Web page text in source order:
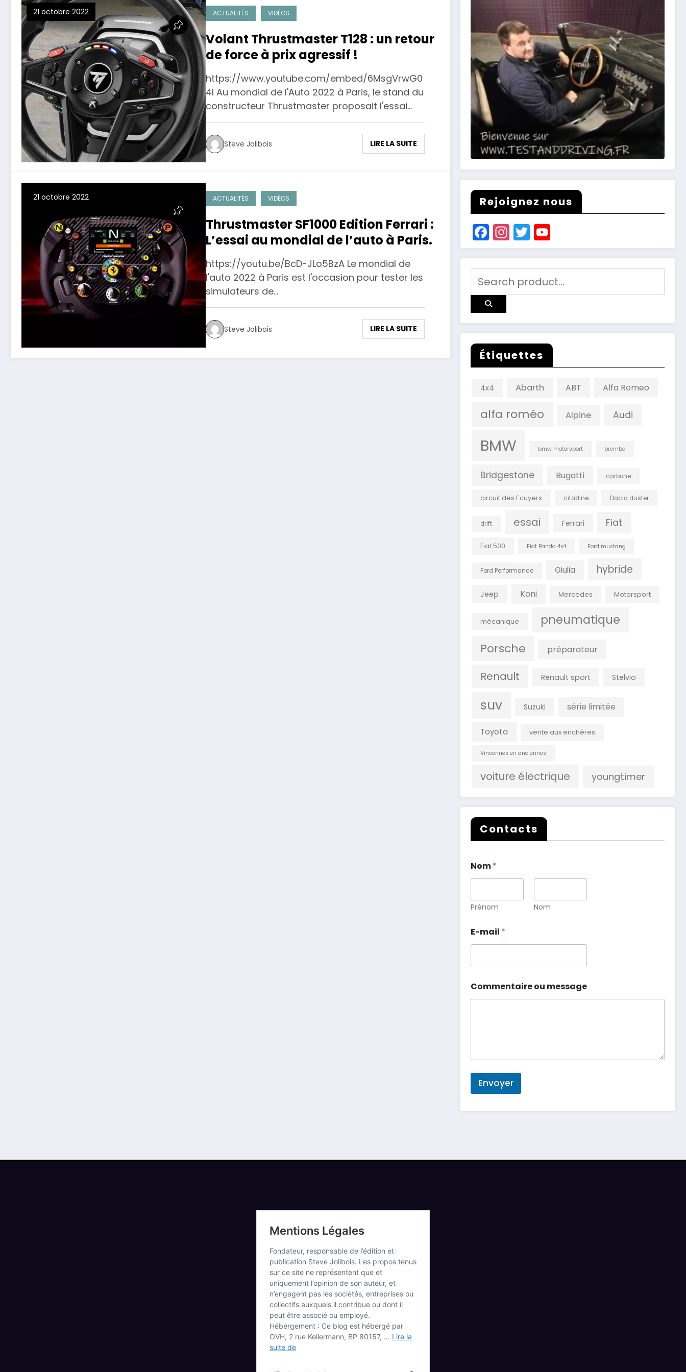
21 octobre 2022 ACTUALITÉS VIDÉOS
Volant Thrustmaster T128 : un retour
de force à prix agressif !
https://www.youtube.com/embed/6MsgVrwG0
4I Au mondial de l'Auto 2022 à Paris, le stand du
constructeur Thrustmaster proposait l'essai…
Steve Jolibois LIRE LA SUITE
21 octobre 2022 ACTUALITÉS VIDÉOS
Thrustmaster SF1000 Edition Ferrari :
L’essai au mondial de l’auto à Paris.
https://youtu.be/BcD-JLo5BzA Le mondial de
l'auto 2022 à Paris est l'occasion pour tester les
simulateurs de…
Steve Jolibois LIRE LA SUITE
Rejoignez nous
Facebook
Instagram
Twitter
Channel
Étiquettes
4x4 Abarth ABT Alfa Romeo
alfa roméo Alpine Audi
BMW bmw motorsport brembo
Bridgestone Bugatti carbone
circuit des Ecuyers citadine Dacia duster
drift essai Ferrari Fiat
Fiat 500 Fiat Panda 4x4 Ford mustang
Ford Performance Giulia hybride
Jeep Koni Mercedes Motorsport
mécanique pneumatique
Porsche préparateur
Renault Renault sport Stelvio
suv Suzuki série limitée
Toyota vente aux enchères
Vincennes en anciennes
voiture électrique youngtimer
Contacts
Nom*
Prénom Nom
E-mail *
Commentaire ou message
Envoyer